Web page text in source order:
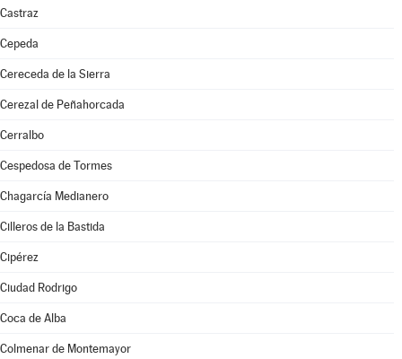
Castraz
Cepeda
Cereceda de la Sierra
Cerezal de Peñahorcada
Cerralbo
Cespedosa de Tormes
Chagarcía Medianero
Cilleros de la Bastida
Cipérez
Ciudad Rodrigo
Coca de Alba
Colmenar de Montemayor